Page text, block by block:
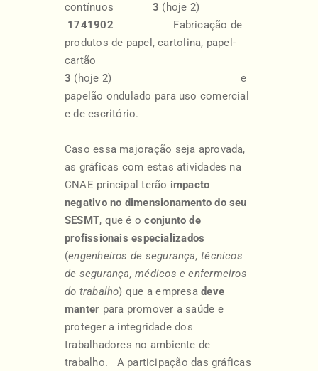
contínuos 3 (hoje 2)
1741902 Fabricação de
produtos de papel, cartolina, papel-
cartão
3 (hoje 2) e
papelão ondulado para uso comercial
e de escritório.
Caso essa majoração seja aprovada,
as gráficas com estas atividades na
CNAE principal terão impacto
negativo no dimensionamento do seu
SESMT, que é oconjunto de
profissionais especializados
(engenheiros de segurança, técnicos
de segurança, médicos e enfermeiros
do trabalho) que a empresadeve
manter para promover a saúde e
proteger a integridade dos
trabalhadores no ambiente de
trabalho. A participação das gráficas